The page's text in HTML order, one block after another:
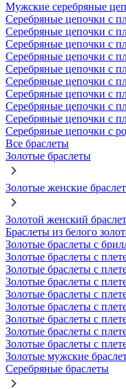
Мужские серебряные
Серебряные цепочки с
Серебряные цепочки с
Серебряные цепочки с
Серебряные цепочки с
Серебряные цепочки с
Серебряные цепочки с
Серебряные цепочки с
Серебряные цепочки с
Серебряные цепочки с
Серебряные цепочки с
Все браслеты
Золотые браслеты
Золотые женские
Золотой женский
Браслеты из белого
Золотые браслеты с
Золотые браслеты с
Золотые браслеты с
Золотые браслеты с
Золотые браслеты с
Золотые браслеты с
Золотые браслеты с
Золотые браслеты с
Золотые браслеты с
Золотые мужские
Серебряные браслеты